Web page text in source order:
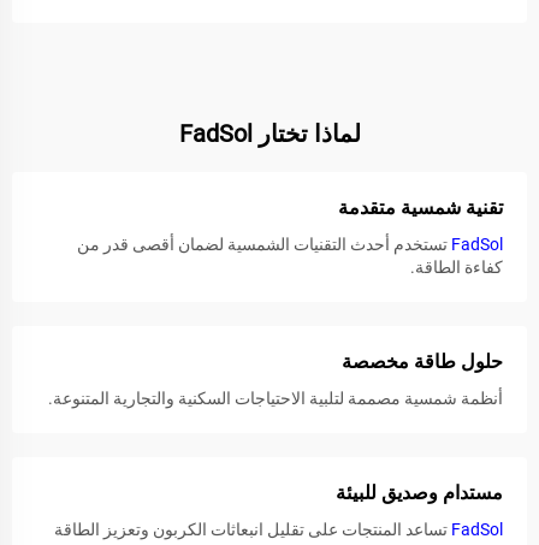
لماذا تختار FadSol
تقنية شمسية متقدمة
FadSolتستخدم أحدث التقنيات الشمسية لضمان أقصى قدر من
كفاءة الطاقة.
حلول طاقة مخصصة
أنظمة شمسية مصممة لتلبية الاحتياجات السكنية والتجارية المتنوعة.
مستدام وصديق للبيئة
FadSolتساعد المنتجات على تقليل انبعاثات الكربون وتعزيز الطاقة